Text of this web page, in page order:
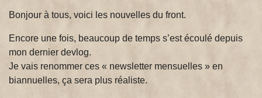
Bonjour à tous, voici les nouvelles du front.
Encore une fois, beaucoup de temps s’est écoulé depuis
mon dernier devlog.
Je vais renommer ces « newsletter mensuelles » en
biannuelles, ça sera plus réaliste.